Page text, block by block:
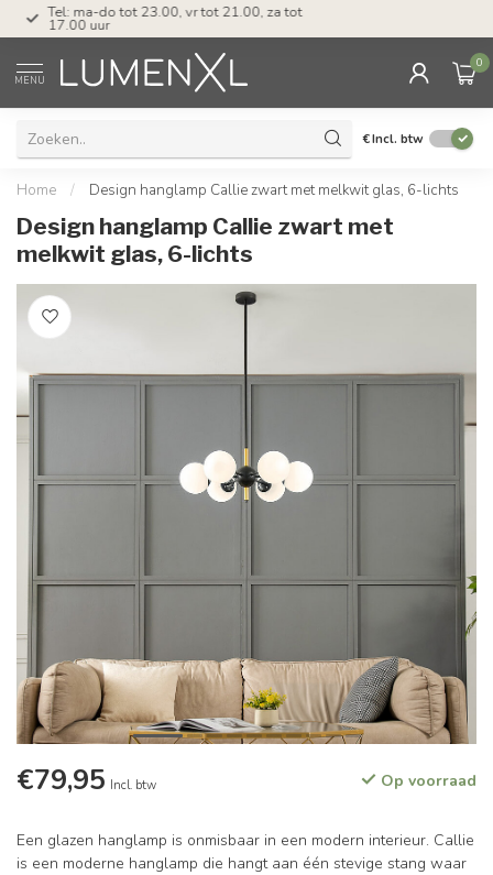
Tel: ma-do tot 23.00, vr tot 21.00, za tot
17.00 uur
MENU
0
€Incl. btw
Home / Design hanglamp Callie zwart met melkwit glas, 6-lichts
Design hanglamp Callie zwart met
melkwit glas, 6-lichts
€79,95 Incl. btw Op voorraad
Een glazen hanglamp is onmisbaar in een modern interieur. Callie
is een moderne hanglamp die hangt aan één stevige stang waar